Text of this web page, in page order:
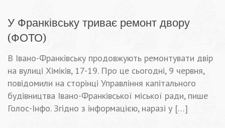
У Франківську триває ремонт двору
(ФОТО)
В Івано-Франківську продовжують ремонтувати двір
на вулиці Хіміків, 17-19. Про це сьогодні, 9 червня,
повідомили на сторінці Управління капітального
будівництва Івано-Франківської міської ради, пише
Голос-Інфо. Згідно з інформацією, наразі у […]